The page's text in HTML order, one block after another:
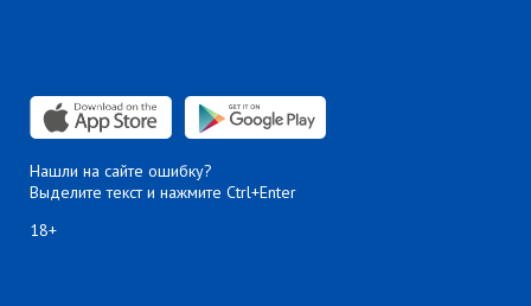
Нашли на сайте ошибку?
Выделите текст и нажмите Ctrl+Enter
18+